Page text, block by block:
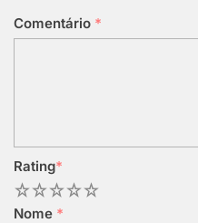
Comentário *
Rating*
5
4
3
2
Nome *